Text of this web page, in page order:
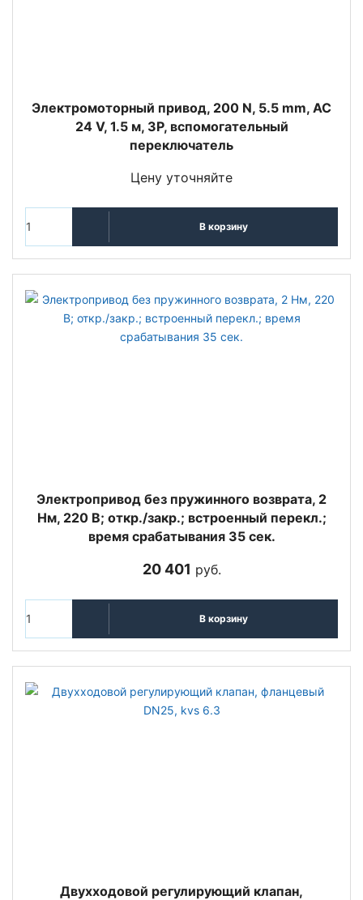
Электромоторный привод, 200 N, 5.5 mm, AC
24 V, 1.5 м, 3P, вспомогательный
переключатель
Цену уточняйте
В корзину
Электропривод без пружинного возврата, 2
Нм, 220 В; откр./закр.; встроенный перекл.;
время срабатывания 35 сек.
20 401 руб.
В корзину
Двухходовой регулирующий клапан,